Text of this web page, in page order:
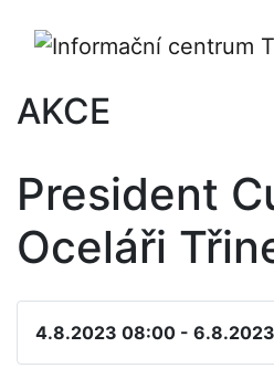
AKCE
President
Oceláři
4.8.2023 08:00 -